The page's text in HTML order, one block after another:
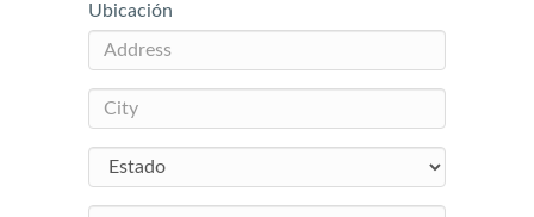
Ubicación